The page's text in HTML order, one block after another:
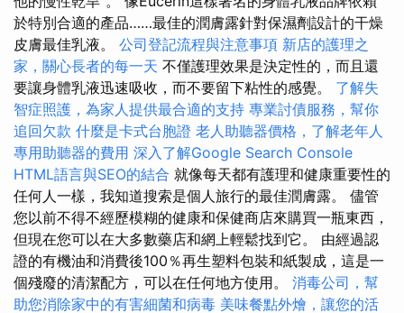
於特別合適的產品……最佳的潤膚露針對保濕劑設計的干燥
皮膚最佳乳液。 公司登記流程與注意事項 新店的護理之
家，關心長者的每一天 不僅護理效果是決定性的，而且還
要讓身體乳液迅速吸收，而不要留下粘性的感覺。 了解失
智症照護，為家人提供最合適的支持 專業討債服務，幫你
追回欠款 什麼是卡式台胞證 老人助聽器價格，了解老年人
專用助聽器的費用 深入了解Google Search Console
HTML語言與SEO的結合 就像每天都有護理和健康重要性的
任何人一樣，我知道搜索是個人旅行的最佳潤膚露。 儘管
您以前不得不經歷模糊的健康和保健商店來購買一瓶東西，
但現在您可以在大多數藥店和網上輕鬆找到它。 由經過認
證的有機油和消費後100％再生塑料包裝和紙製成，這是一
個殘廢的清潔配方，可以在任何地方使用。 消毒公司，幫
助您消除家中的有害細菌和病毒 美味餐點外燴，讓您的活